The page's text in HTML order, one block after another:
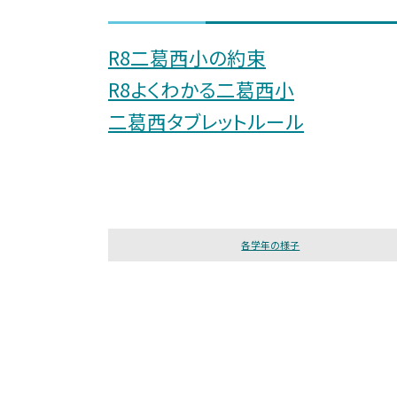
R8二葛西小の約束
R8よくわかる二葛西小
二葛西タブレットルール
各学年の様子